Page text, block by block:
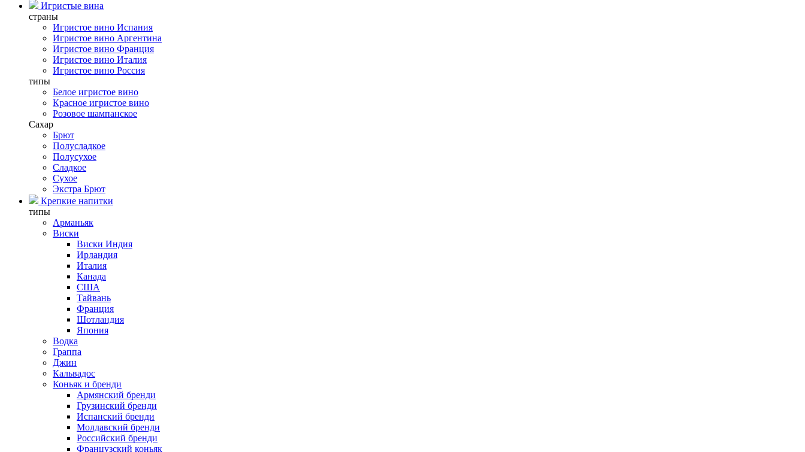
Игристые вина
страны
Игристое вино Испания
Игристое вино Аргентина
Игристое вино Франция
Игристое вино Италия
Игристое вино Россия
типы
Белое игристое вино
Красное игристое вино
Розовое шампанское
Сахар
Брют
Полусладкое
Полусухое
Сладкое
Сухое
Экстра Брют
Крепкие напитки
типы
Арманьяк
Виски
Виски Индия
Ирландия
Италия
Канада
США
Тайвань
Франция
Шотландия
Япония
Водка
Граппа
Джин
Кальвадос
Коньяк и бренди
Армянский бренди
Грузинский бренди
Испанский бренди
Молдавский бренди
Российский бренди
Французский коньяк